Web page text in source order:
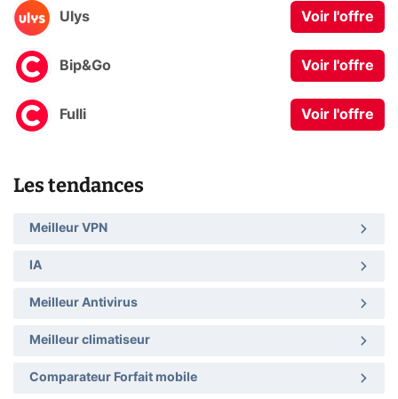
Ulys Voir l'offre
Bip&Go Voir l'offre
Fulli Voir l'offre
Les tendances
Meilleur VPN
IA
Meilleur Antivirus
Meilleur climatiseur
Comparateur Forfait mobile